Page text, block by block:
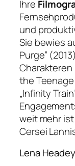
Ihre
und
Sie bewies
Purge”
Charakteren
the
„Infinity
weit mehr
Cersei
Lena